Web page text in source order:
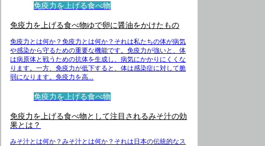
免疫力を上げる食べ物
免疫力を上げる食べ物ゆで卵に醤油をかけたもの
免疫力とは何か？免疫力とは何か？それは私たちの体が病気
や感染から守るための重要な機能です。免疫力が強いと、体
は病原体と戦うための抗体を生成し、病気にかかりにくくな
ります。一方、免疫力が低下すると、体は感染症に対して脆
弱になります。免疫力を高...
免疫力を上げる食べ物
免疫力を上げる食べ物として注目されるみそ汁の効
果とは？
みそ汁とは何か？みそ汁とは何か？それは日本の伝統的なス